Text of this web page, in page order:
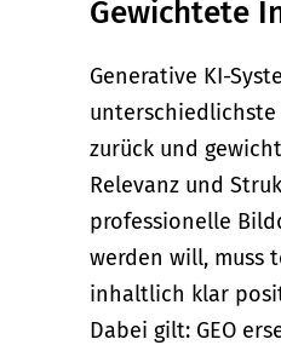
Gewichtete
Generative KI-
zurück und
Relevanz und
professionelle
werden will, muss
inhaltlich klar
Dabei gilt: GEO